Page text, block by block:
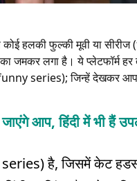
कोई हलकी फुल्की मूवी या
जमकर लगा है। ये प्लेटफॉर्म हर
series); जिन्हें देखकर
आप, हिंदी में भी हैं
है, जिसमें केट